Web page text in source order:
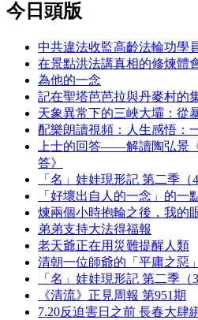
今日頭版
中共違法收監高齡法輪功學
在景點洪法講真相的修煉體
為他的一念
記在聖塔芭芭拉與丹麥村的
天象異常下的三峽大壩：從
配樂朗讀視頻：人生感悟：
上士的回答——解讀陶弘景
答》
「名」娃娃現形記 第二季（4
「好壞出自人的一念」的一
煉兩個小時抱輪之後，我的
弟弟支持大法得福報
老天爺正在用災難提醒人類
清朝一位師爺的「平庸之惡」
「名」娃娃現形記 第二季（3
《清流》正見周報 第951期
7.20反迫害日之前 長春大肆